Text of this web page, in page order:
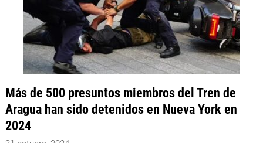
Más de 500 presuntos miembros del Tren de
Aragua han sido detenidos en Nueva York en
2024